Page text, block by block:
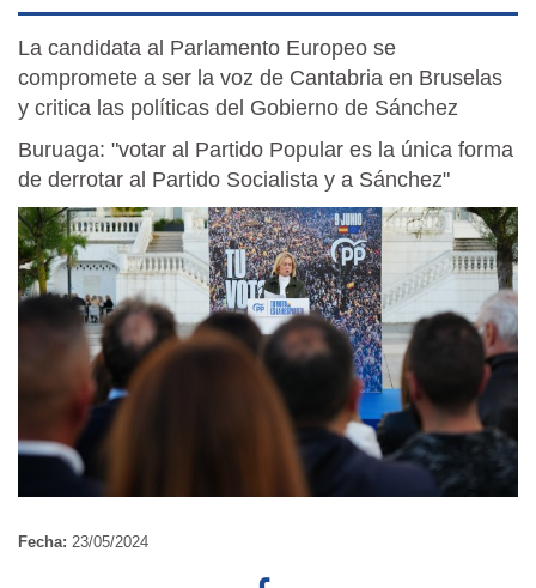
La candidata al Parlamento Europeo se
compromete a ser la voz de Cantabria en Bruselas
y critica las políticas del Gobierno de Sánchez
Buruaga: "votar al Partido Popular es la única forma
de derrotar al Partido Socialista y a Sánchez"
Fecha: 23/05/2024